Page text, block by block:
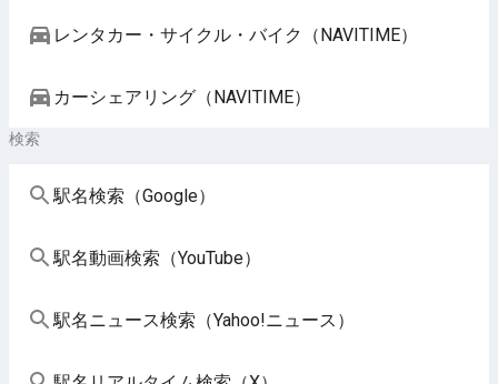
レンタカー・サイクル・バイク（NAVITIME）
カーシェアリング（NAVITIME）
検索
駅名検索（Google）
駅名動画検索（YouTube）
駅名ニュース検索（Yahoo!ニュース）